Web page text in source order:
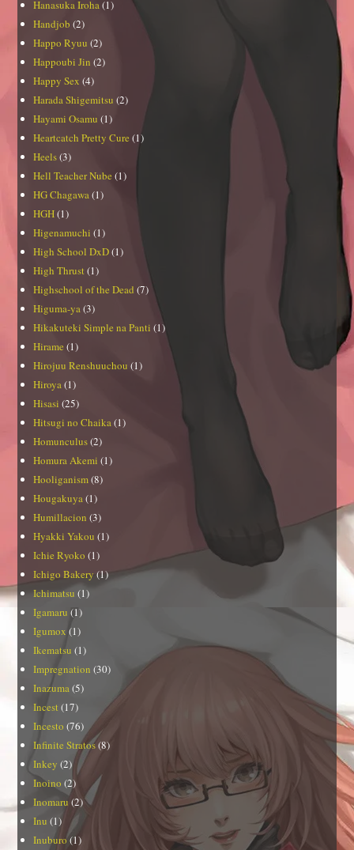
Hanasuka Iroha (1)
Handjob (2)
Happo Ryuu (2)
Happoubi Jin (2)
Happy Sex (4)
Harada Shigemitsu (2)
Hayami Osamu (1)
Heartcatch Pretty Cure (1)
Heels(3)
Hell Teacher Nube (1)
HG Chagawa (1)
HGH(1)
Higenamuchi (1)
High School DxD(1)
High Thrust (1)
Highschool of the Dead (7)
Higuma-ya (3)
Hikakuteki Simple na Panti (1)
Hirame (1)
Hirojuu Renshuuchou (1)
Hiroya (1)
Hisasi (25)
Hitsugi no Chaika (1)
Homunculus(2)
Homura Akemi (1)
Hooliganism (8)
Hougakuya (1)
Humillacion (3)
Hyakki Yakou (1)
Ichie Ryoko (1)
Ichigo Bakery (1)
Ichimatsu (1)
Igamaru (1)
Igumox (1)
Ikematsu (1)
Impregnation (30)
Inazuma (5)
Incest (17)
Incesto (76)
Infinite Stratos(8)
Inkey (2)
Inoino (2)
Inomaru (2)
Inu (1)
Inuburo(1)